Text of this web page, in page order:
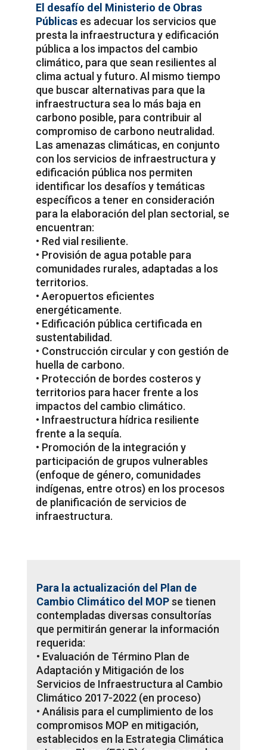
El desafío del Ministerio de Obras
Públicas es adecuar los servicios que
presta la infraestructura y edificación
pública a los impactos del cambio
climático, para que sean resilientes al
clima actual y futuro. Al mismo tiempo
que buscar alternativas para que la
infraestructura sea lo más baja en
carbono posible, para contribuir al
compromiso de carbono neutralidad.
Las amenazas climáticas, en conjunto
con los servicios de infraestructura y
edificación pública nos permiten
identificar los desafíos y temáticas
específicos a tener en consideración
para la elaboración del plan sectorial, se
encuentran:
• Red vial resiliente.
• Provisión de agua potable para
comunidades rurales, adaptadas a los
territorios.
• Aeropuertos eficientes
energéticamente.
• Edificación pública certificada en
sustentabilidad.
• Construcción circular y con gestión de
huella de carbono.
• Protección de bordes costeros y
territorios para hacer frente a los
impactos del cambio climático.
• Infraestructura hídrica resiliente
frente a la sequía.
• Promoción de la integración y
participación de grupos vulnerables
(enfoque de género, comunidades
indígenas, entre otros) en los procesos
de planificación de servicios de
infraestructura.
Para la actualización del Plan de
Cambio Climático del MOPse tienen
contempladas diversas consultorías
que permitirán generar la información
requerida:
• Evaluación de Término Plan de
Adaptación y Mitigación de los
Servicios de Infraestructura al Cambio
Climático 2017-2022 (en proceso)
• Análisis para el cumplimiento de los
compromisos MOP en mitigación,
establecidos en la Estrategia Climática